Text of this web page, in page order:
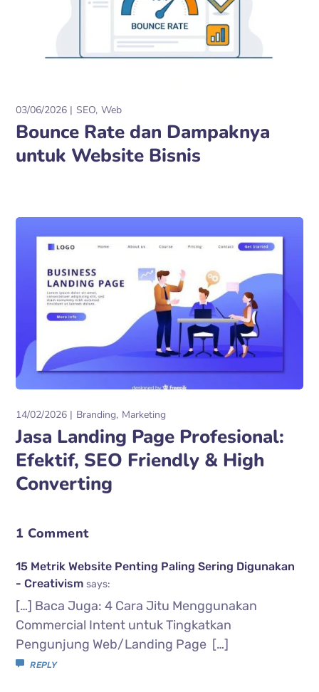
03/06/2026 SEO Web
Bounce Rate dan Dampaknya
untuk Website Bisnis
14/02/2026 Branding Marketing
Jasa Landing Page Profesional:
Efektif, SEO Friendly & High
Converting
1 Comment
15 Metrik Website Penting Paling Sering Digunakan
- Creativism says:
[…] Baca Juga: 4 Cara Jitu Menggunakan
Commercial Intent untuk Tingkatkan
Pengunjung Web/Landing Page […]
REPLY